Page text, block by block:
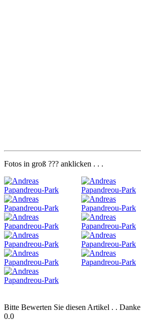
Fotos in groß ??? anklicken . . .
Bitte Bewerten Sie diesen Artikel . . Danke
0.0